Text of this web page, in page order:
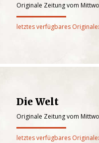
Originale Zeitung vom
letztes verfügbares
Die Welt
Originale Zeitung vom
letztes verfügbares